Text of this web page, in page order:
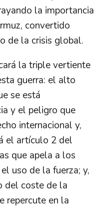
la importancia
convertido
de la crisis global.
la triple vertiente
guerra: el alto
se está
y el peligro que
internacional y,
el artículo 2 del
que apela a los
uso de la fuerza; y,
del coste de la
repercute en la